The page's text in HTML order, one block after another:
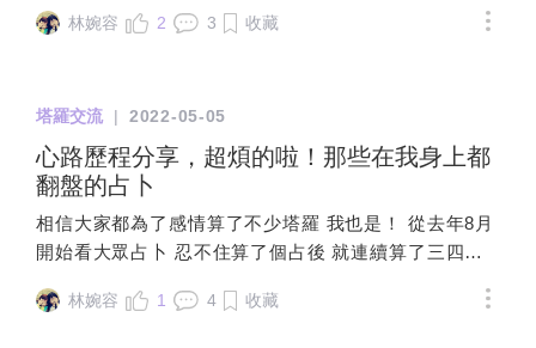
打工、外送；公事上互相照顧、私底下也保持聯絡。我
和L則是唸書時期認識，到現在也認識5年多，彼此個性
師，加上閒聊之餘表示自己依舊單身，L想到在南部工
作的我，自述覺得我們應該型會合（事實證明-合個
鬼），就告知J與我要將彼此介紹給對方。美醜雖是個
人主觀，但J外型算是世俗眼光裡搶眼的類型，身高
190、身形勻稱、愛好運動、外型打理整齊乾淨，待人
透過朋友介紹認識，曖昧一個多月，相處與互動感覺都
該不該為的人情留下來？可是我想去其他
你的問題，你不用自責。然後大家留你下
來、是為了滿足他們自己的慾望，那有誰
滿足你的慾望？你留下來、可以是為了
錢、為了想學東西、為了任何你想要的理
由，但就是不要為了人情。" !!! 好犀利的回
應！！！
林婉容 2 3 收藏
塔羅交流 | 2022-05-05
心路歷程分享，超煩的啦！那些在我身上都
翻盤的占卜
相信大家都為了感情算了不少塔羅 我也是！ 從去年8月
開始看大眾占卜 忍不住算了個占後 就連續算了三四間
聯繫 對方的思緒很混亂 所以我斷了塔羅四五個月 直到
林婉容 1 4 收藏